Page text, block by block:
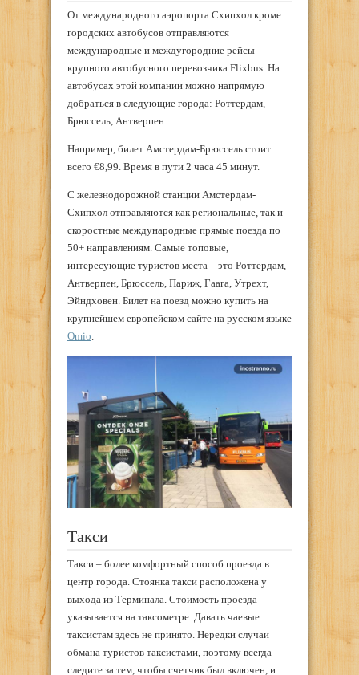
От международного аэропорта Схипхол кроме
городских автобусов отправляются
международные и междугородние рейсы
крупного автобусного перевозчика Flixbus. На
автобусах этой компании можно напрямую
добраться в следующие города: Роттердам,
Брюссель, Антверпен.
Например, билет Амстердам-Брюссель стоит
всего €8,99. Время в пути 2 часа 45 минут.
С железнодорожной станции Амстердам-
Схипхол отправляются как региональные, так и
скоростные международные прямые поезда по
50+ направлениям. Самые топовые,
интересующие туристов места – это Роттердам,
Антверпен, Брюссель, Париж, Гаага, Утрехт,
Эйндховен. Билет на поезд можно купить на
крупнейшем европейском сайте на русском языке
Omio.
Такси
Такси – более комфортный способ проезда в
центр города. Стоянка такси расположена у
выхода из Терминала. Стоимость проезда
указывается на таксометре. Давать чаевые
таксистам здесь не принято. Нередки случаи
обмана туристов таксистами, поэтому всегда
следите за тем, чтобы счетчик был включен, и